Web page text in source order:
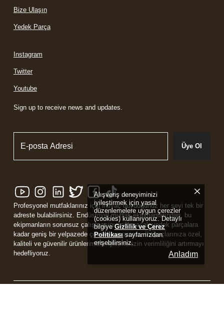
Alışveriş deneyiminizi
iyileştirmek için yasal
düzenlemelere uygun çerezler
(cookies) kullanıyoruz. Detaylı
bilgiyeGizlilik ve Çerez
Politikası sayfamızdan
erişebilirsiniz.
Anladım
Bize Ulaşın
Yedek Parça
Instagram
Twitter
Youtube
Sign up to receive news and updates.
Üye Ol
Profesyonel mutfaklarınız için ihtiyaç duyduğunuz her şeyi tek bir
adreste bulabilirsiniz. Endüstriyel mutfak ekipmanlarından, bu
ekipmanların sorunsuz çalışmasını sağlayacak yedek parçalara
kadar geniş bir yelpazede çözüm sunuyoruz. İhtiyaçlarınıza özel,
kaliteli ve güvenilir ürünlerimizle işletmenizin verimliliğini artırmayı
hedefliyoruz.